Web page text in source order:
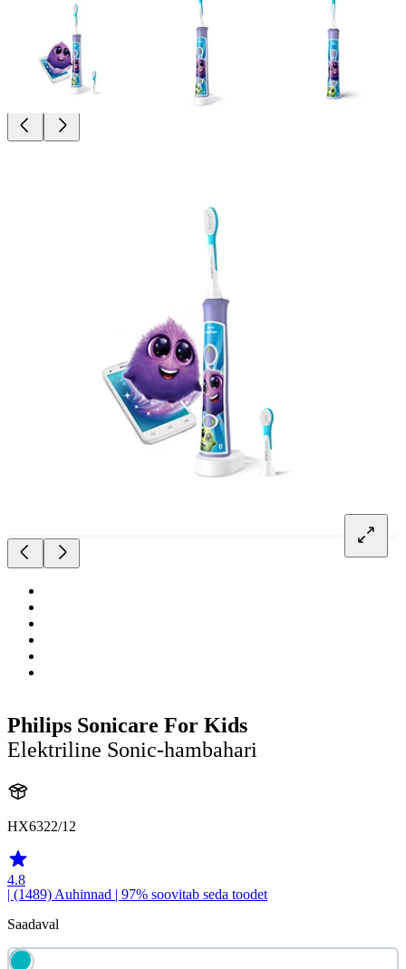
Philips Sonicare For Kids
Elektriline Sonic-hambahari
HX6322/12
4.8
| (1489) Auhinnad | 97% soovitab seda toodet
Saadaval